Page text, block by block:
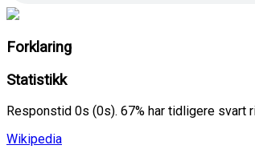
Forklaring
Statistikk
Responstid 0s (0s). 67% har tidligere
Wikipedia